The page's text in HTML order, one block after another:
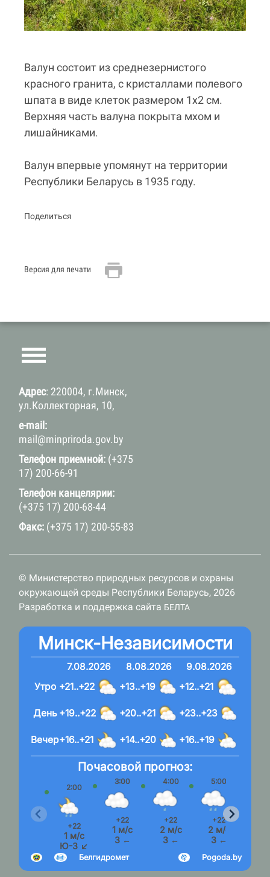
Валун состоит из среднезернистого
красного гранита, с кристаллами полевого
шпата в виде клеток размером 1х2 см.
Верхняя часть валуна покрыта мхом и
лишайниками.
Валун впервые упомянут на территории
Республики Беларусь в 1935 году.
Поделиться
Версия для печати
Адрес: 220004, г.Минск,
ул.Коллекторная, 10,
e-mail:
mail@minpriroda.gov.by
Телефон приемной: (+375
17) 200-66-91
Телефон канцелярии:
(+375 17) 200-68-44
Факс: (+375 17) 200-55-83
© Министерство природных ресурсов и охраны
окружающей среды Республики Беларусь, 2026
Разработка и поддержка сайта БЕЛТА
Минск-Независимости
7.08.2026
+21..+22
+19..+22
+16..+21
8.08.2026
+13..+19
+20..+21
+14..+20
9.08.2026
+12..+21
+23..+23
+16..+19
Вечер
День
Утро
Почасовой прогноз:
2:00
+22
1 м/с
Ю-З ↙
3:00
+22
1 м/с
З ←
4:00
+22
2 м/с
З ←
5:00
+22
2 м/с
З ←
Pogoda.by
Белгидромет